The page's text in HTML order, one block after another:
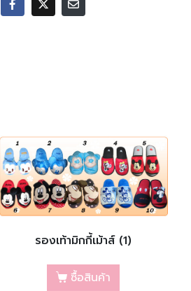
รองเท้ามิกกี้เม้าส์ (1)
ซื้อสินค้า